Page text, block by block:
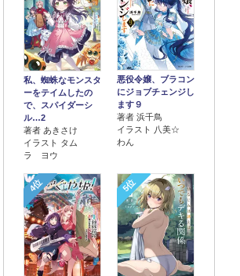
私、蜘蛛なモンスタ
ーをテイムしたの
で、スパイダーシ
ル…2
著者 あきさけ
イラスト タム
ラ ヨウ
悪役令嬢、ブラコン
にジョブチェンジし
ます９
著者 浜千鳥
イラスト 八美☆
わん
4位 5位